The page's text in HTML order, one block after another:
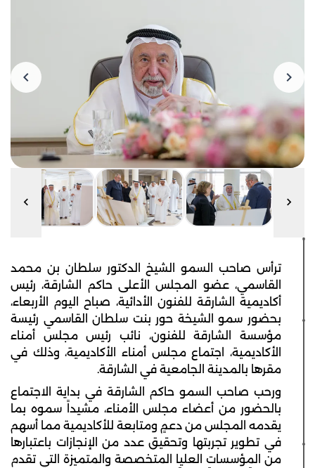
ترأس صاحب السمو الشيخ الدكتور سلطان بن محمد
القاسمي، عضو المجلس الأعلى حاكم الشارقة، رئيس
أكاديمية الشارقة للفنون الأدائية، صباح اليوم الأربعاء،
بحضور سمو الشيخة حور بنت سلطان القاسمي رئيسة
مؤسسة الشارقة للفنون، نائب رئيس مجلس أمناء
الأكاديمية، اجتماع مجلس أمناء الأكاديمية، وذلك في
مقرها بالمدينة الجامعية في الشارقة.
ورحب صاحب السمو حاكم الشارقة في بداية الاجتماع
بالحضور من أعضاء مجلس الأمناء، مشيداً سموه بما
يقدمه المجلس من دعمٍ ومتابعة للأكاديمية مما أسهم
في تطوير تجربتها وتحقيق عدد من الإنجازات باعتبارها
من المؤسسات العليا المتخصصة والمتميزة التي تقدم